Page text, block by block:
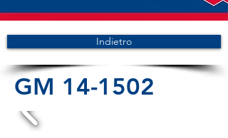
Indietro
GM 14-1502